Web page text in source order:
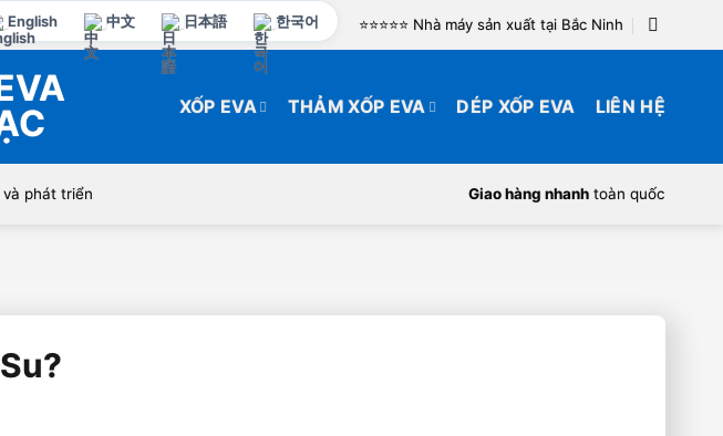
English 中文 日本語 한국어 ⭐️⭐️⭐️⭐️⭐️ Nhà máy sản xuất tại Bắc Ninh
XỐP EVA THẢM XỐP EVA DÉP XỐP EVA LIÊN HỆ
phát triển Giao hàng nhanh toàn quốc